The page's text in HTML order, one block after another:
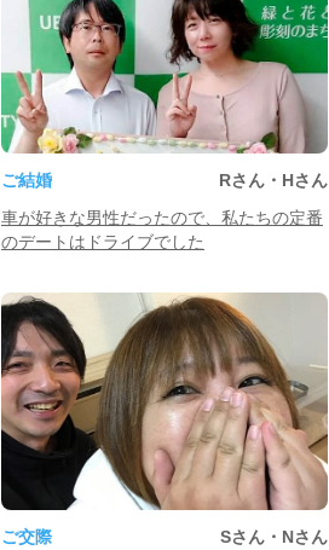
ご結婚
Rさん・Hさん
車が好きな男性だったので、私たちの定番
のデートはドライブでした
ご交際
Sさん・Nさん